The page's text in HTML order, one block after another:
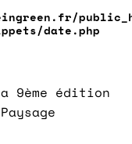
date.php
9ème édition